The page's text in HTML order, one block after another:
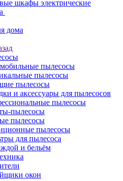
шкафы электрические
дома
пылесосы
пылесосы
пылесосы
и аксессуары для пылесосов
пылесосы
пылесосы
пылесосы
пылесосы
для пылесоса
и бельём
окон